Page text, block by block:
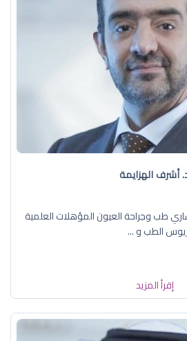
أشرف الهزايمة
طب وجراحة العيون المؤهلات العلمية
الطب و ...
إقرأ المزيد